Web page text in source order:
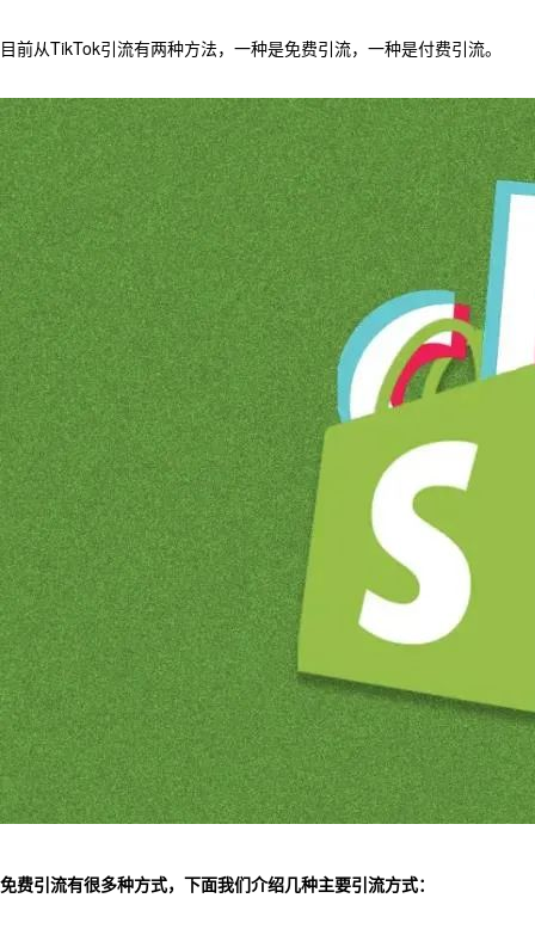
目前从TikTok引流有两种方法，一种是免费引流，一种是付费引流。
免费引流有很多种方式，下面我们介绍几种主要引流方式：